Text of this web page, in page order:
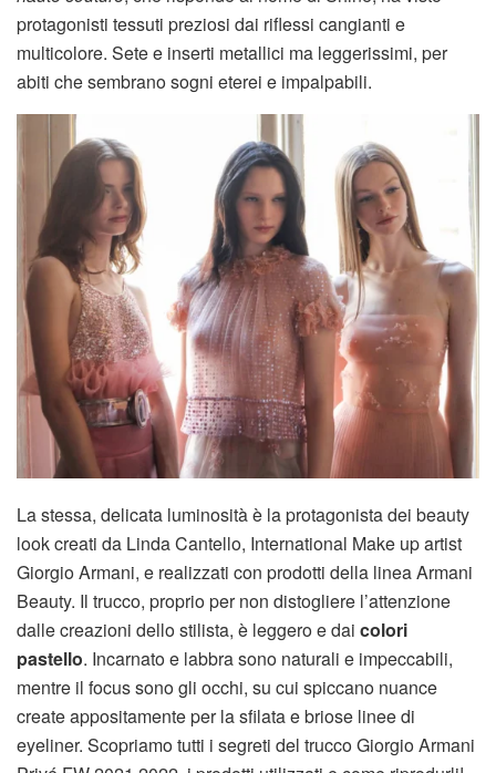
protagonisti tessuti preziosi dai riflessi cangianti e
multicolore. Sete e inserti metallici ma leggerissimi, per
abiti che sembrano sogni eterei e impalpabili.
La stessa, delicata luminosità è la protagonista dei beauty
look creati da Linda Cantello, International Make up artist
Giorgio Armani, e realizzati con prodotti della linea Armani
Beauty. Il trucco, proprio per non distogliere l’attenzione
dalle creazioni dello stilista, è leggero e dai colori
pastello. Incarnato e labbra sono naturali e impeccabili,
mentre il focus sono gli occhi, su cui spiccano nuance
create appositamente per la sfilata e briose linee di
eyeliner. Scopriamo tutti i segreti del trucco Giorgio Armani